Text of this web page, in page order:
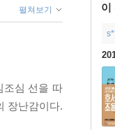
이
펼쳐보기
조심 선을 따
장난감이다.